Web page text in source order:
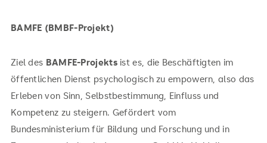
BAMFE (BMBF-Projekt)
Ziel des BAMFE-Projektsist es, die Beschäftigten im
öffentlichen Dienst psychologisch zu empowern, also das
Erleben von Sinn, Selbstbestimmung, Einfluss und
Kompetenz zu steigern. Gefördert vom
Bundesministerium für Bildung und Forschung und in